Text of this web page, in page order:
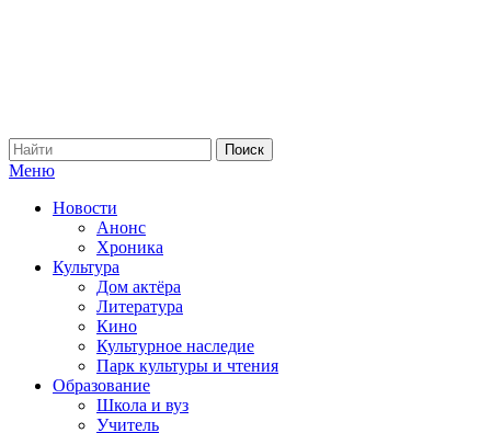
Меню
Новости
Анонс
Хроника
Культура
Дом актёра
Литература
Кино
Культурное наследие
Парк культуры и чтения
Образование
Школа и вуз
Учитель